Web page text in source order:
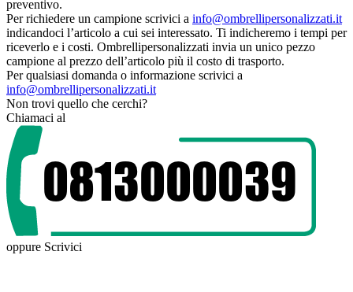
preventivo.
Per richiedere un campione scrivici a info@ombrellipersonalizzati.it
indicandoci l’articolo a cui sei interessato. Ti indicheremo i tempi per
riceverlo e i costi. Ombrellipersonalizzati invia un unico pezzo
campione al prezzo dell’articolo più il costo di trasporto.
Per qualsiasi domanda o informazione scrivici a
info@ombrellipersonalizzati.it
Non trovi quello che cerchi?
Chiamaci al
oppure Scrivici